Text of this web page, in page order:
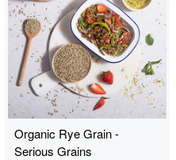
Organic Rye Grain -
Serious Grains